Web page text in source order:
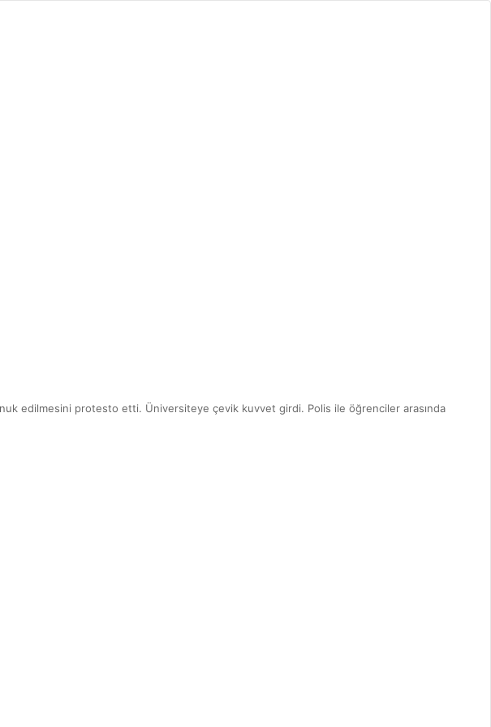
edilmesini protesto etti. Üniversiteye çevik kuvvet girdi. Polis ile öğrenciler arasında